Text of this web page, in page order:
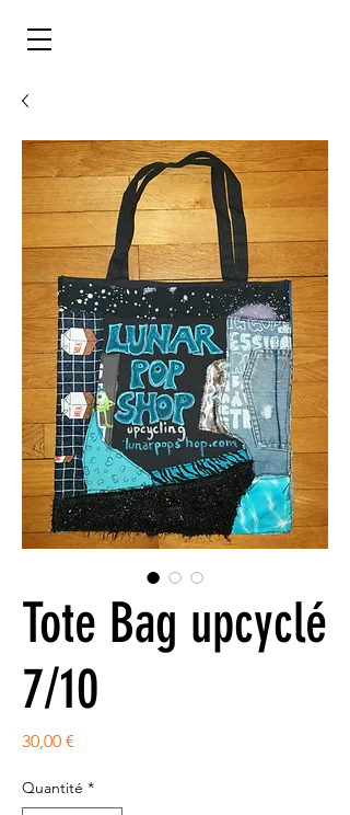
Tote Bag upcyclé
7/10
30,00 €
Quantité *